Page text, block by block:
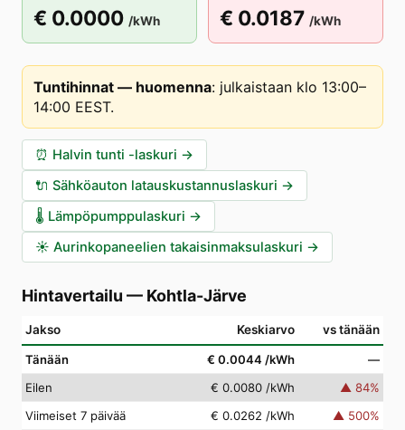
€ 0.0000 /kWh € 0.0187 /kWh
Tuntihinnat — huomenna: julkaistaan klo 13:00–
14:00 EEST.
⏰ Halvin tunti -laskuri →
🔌 Sähköauton latauskustannuslaskuri →
🌡️ Lämpöpumppulaskuri →
☀️ Aurinkopaneelien takaisinmaksulaskuri →
Hintavertailu — Kohtla-Järve
Jakso Keskiarvo vs tänään
Tänään € 0.0044 /kWh
—
Eilen
€ 0.0080 /kWh ▲ 84%
Viimeiset 7 päivää
€ 0.0262 /kWh ▲ 500%